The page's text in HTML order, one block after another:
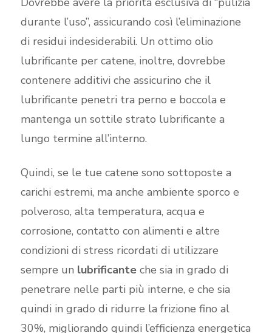
durante l’uso”, assicurando così l’eliminazione
di residui indesiderabili. Un ottimo olio
lubrificante per catene, inoltre, dovrebbe
contenere additivi che assicurino che il
lubrificante penetri tra perno e boccola e
mantenga un sottile strato lubrificante a
lungo termine all’interno.
Quindi, se le tue catene sono sottoposte a
carichi estremi, ma anche ambiente sporco e
polveroso, alta temperatura, acqua e
corrosione, contatto con alimenti e altre
condizioni di stress ricordati di utilizzare
sempre un lubrificanteche sia in grado di
penetrare nelle parti più interne, e che sia
quindi in grado di ridurre la frizione fino al
30%, migliorando quindi l’efficienza energetica